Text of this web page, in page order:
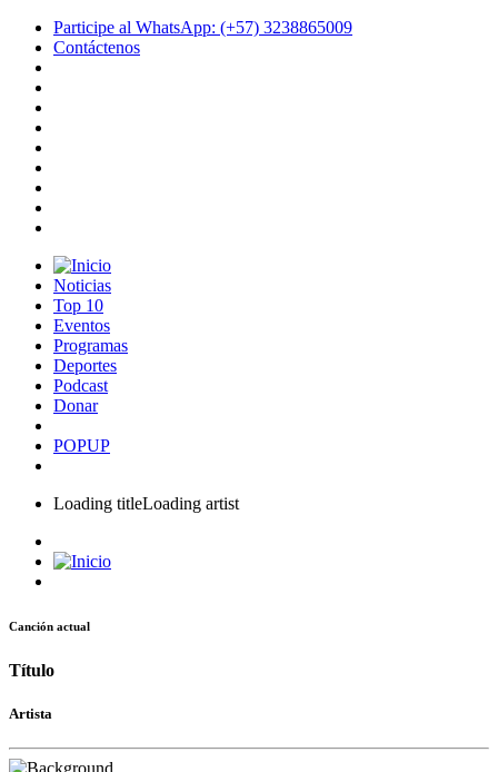
Participe al WhatsApp: (+57) 3238865009
Contáctenos
Noticias
Top 10
Eventos
Programas
Deportes
Podcast
Donar
POPUP
Loading titleLoading artist
Canción actual
Título
Artista